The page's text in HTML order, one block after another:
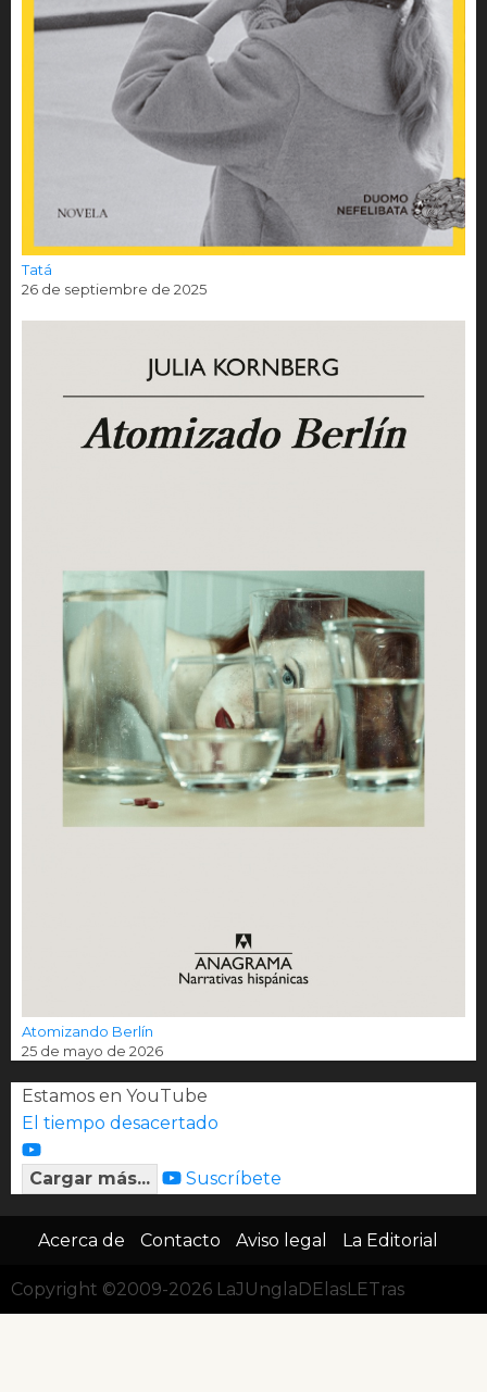
Tatá
26 de septiembre de 2025
Atomizando Berlín
25 de mayo de 2026
Estamos en YouTube
El tiempo desacertado
Cargar más... Suscríbete
Acerca de Contacto Aviso legal La Editorial
Copyright ©2009-2026 LaJUnglaDElasLETras